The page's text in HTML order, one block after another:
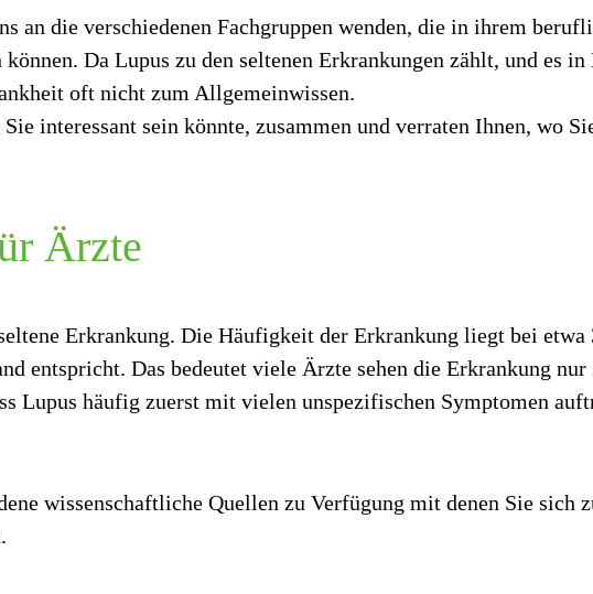
an die verschiedenen Fachgruppen wenden, die in ihrem
Da Lupus zu den seltenen Erkrankungen zählt, und es
oft nicht zum Allgemeinwissen.
interessant sein könnte, zusammen und verraten Ihnen, wo
Ärzte
Erkrankung. Die Häufigkeit der Erkrankung liegt bei etwa
entspricht. Das bedeutet viele Ärzte sehen die Erkrankung
Lupus häufig zuerst mit vielen unspezifischen Symptomen
wissenschaftliche Quellen zu Verfügung mit denen Sie sich